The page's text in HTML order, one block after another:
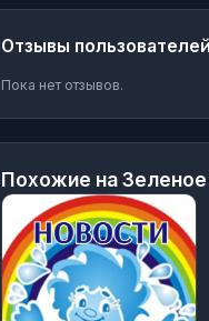
Отзывы пользователей
Пока нет отзывов.
Похожие на